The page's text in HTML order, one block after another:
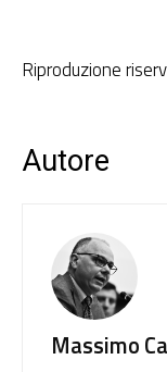
Riproduzione
Autore
Massimo